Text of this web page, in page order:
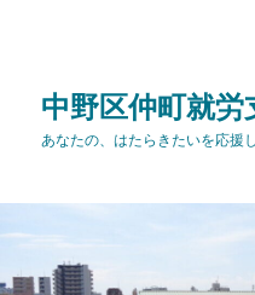
移
中野区仲町就
あなたの、はたらきたいを応援